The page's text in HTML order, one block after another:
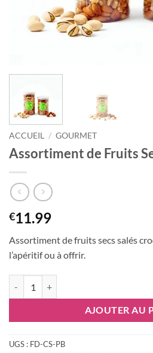
ACCUEIL / GOURMET
Assortiment de Fruits
€11.99
Assortiment de fruits secs salés
l’apéritif ou à offrir.
AJOUTER AU
UGS : FD-CS-PB